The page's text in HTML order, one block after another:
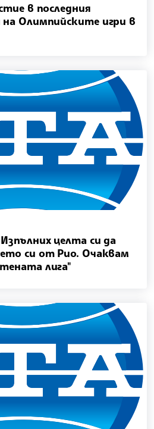
в последния
на Олимпийските игри в
целта си да
си от Рио. Очаквам
лига"